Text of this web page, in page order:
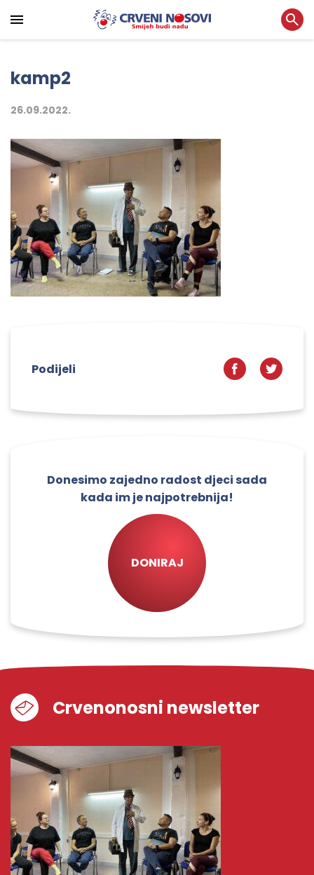
kamp2
26.09.2022.
Podijeli
Donesimo zajedno radost djeci sada
kada im je najpotrebnija!
DONIRAJ
Crvenonosni newsletter